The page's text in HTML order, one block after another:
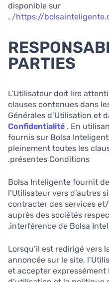
disponible sur
https://
.
3.
PARTIES
L’Utilisateur doit lire
clauses contenues dans
Générales d’Utilisation et
Confidentialité . En
fournis sur Bolsa
pleinement toutes les
présentes Conditions.
Bolsa Inteligente fournit
l’Utilisateur vers d’autres
contracter des services
auprès des sociétés
interférence de Bolsa
Lorsqu’il est redirigé vers
annoncée sur le site,
et accepter